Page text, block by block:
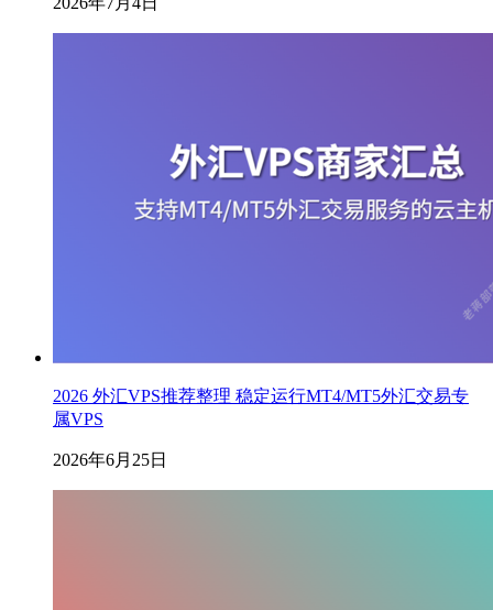
2026 外汇VPS推荐整理 稳定运行MT4/MT5外汇交易专
属VPS
2026年6月25日